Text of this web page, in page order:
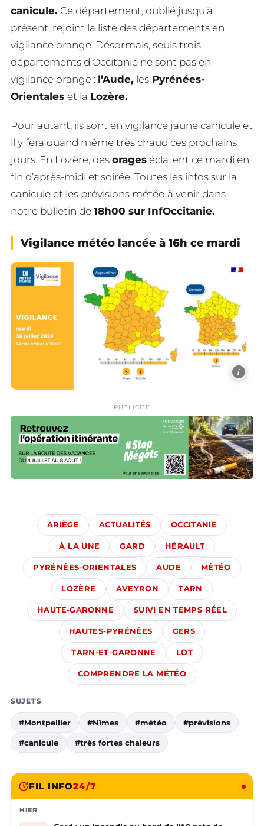
canicule. Ce département, oublié jusqu’à
présent, rejoint la liste des départements en
vigilance orange. Désormais, seuls trois
départements d’Occitanie ne sont pas en
vigilance orange : l’Aude, les Pyrénées-
Orientales et la Lozère.
Pour autant, ils sont en vigilance jaune canicule et
il y fera quand même très chaud ces prochains
jours. En Lozère, des orages éclatent ce mardi en
fin d’après-midi et soirée. Toutes les infos sur la
canicule et les prévisions météo à venir dans
notre bulletin de 18h00 sur InfOccitanie.
Vigilance météo lancée à 16h ce mardi
i
PUBLICITÉ
ARIÈGE ACTUALITÉS OCCITANIE
À LA UNE GARD HÉRAULT
PYRÉNÉES-ORIENTALES AUDE MÉTÉO
LOZÈRE AVEYRON TARN
HAUTE-GARONNE SUIVI EN TEMPS RÉEL
HAUTES-PYRÉNÉES GERS
TARN-ET-GARONNE LOT
COMPRENDRE LA MÉTÉO
SUJETS
#Montpellier #Nîmes #météo #prévisions
#canicule #très fortes chaleurs
FIL INFO24/7
HIER